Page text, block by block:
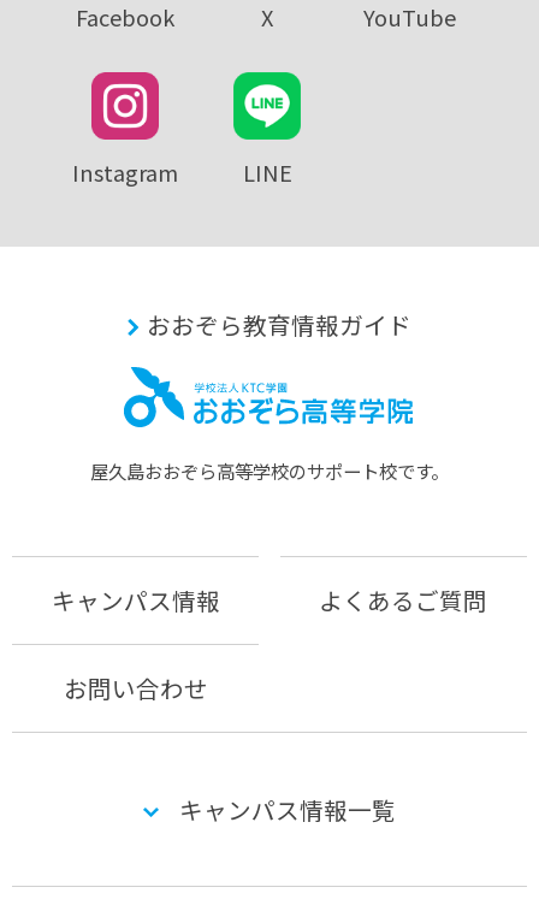
Facebook X YouTube
Instagram LINE
おおぞら教育情報ガイド
屋久島おおぞら⾼等学校のサポート校です。
キャンパス情報 よくあるご質問
お問い合わせ
キャンパス情報一覧